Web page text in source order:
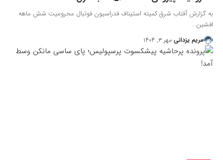
به گزارش آفتاب شرق ​کمیته استیناف فدراسیون فوتبال محرومیت شش ماهه
افشین…
مریم یزدانی مهر ۳, ۱۴۰۴